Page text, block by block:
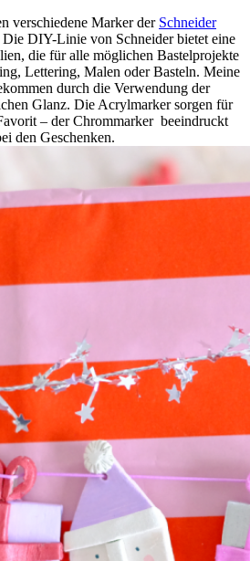
verschiedene Marker der Schneider
Die DIY-Linie von Schneider bietet eine
die für alle möglichen Bastelprojekte
Lettering, Malen oder Basteln. Meine
durch die Verwendung der
Glanz. Die Acrylmarker sorgen für
– der Chrommarker beeindruckt
den Geschenken.